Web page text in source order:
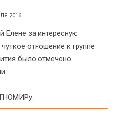
2016
Елене за интересную
отношение к группе
было отмечено